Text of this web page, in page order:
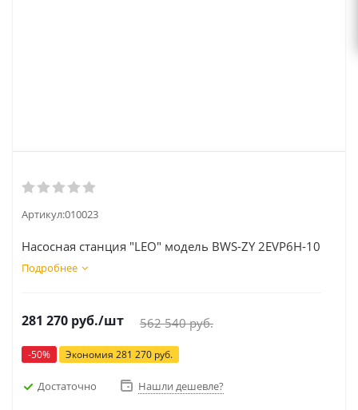
Артикул:010023
Насосная станция "LEO" модель BWS-ZY 2EVP6H-10
Подробнее
281 270 руб./шт 562 540руб.
-50% Экономия 281 270 руб.
Достаточно Нашли дешевле?